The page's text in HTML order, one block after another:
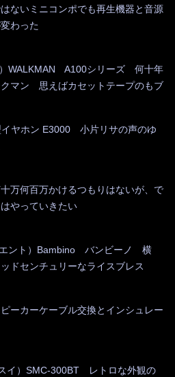
ないミニコンポでも再生機器と音源
わった
WALKMAN A100シリーズ 何十年
マン 思えばカセットテープのもブ
イヤホン E3000 小片リサの声のゆ
万何百万かけるつもりはないが、で
やっていきたい
ント）Bambino バンビーノ 横
ドセンチュリーなライスブレス
ーカーケーブル交換とインシュレー
イ）SMC-300BT レトロな外観の